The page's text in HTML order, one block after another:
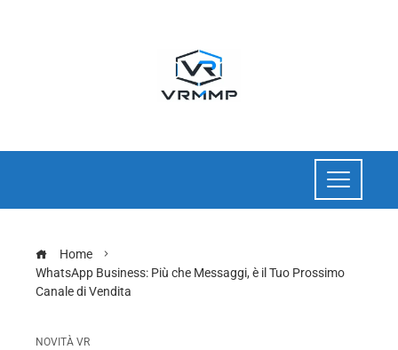
Home
WhatsApp Business: Più che Messaggi, è il Tuo Prossimo
Canale di Vendita
NOVITÀ VR